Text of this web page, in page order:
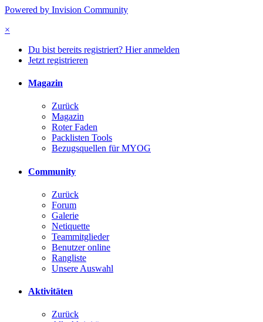
Powered by Invision Community
×
Du bist bereits registriert? Hier anmelden
Jetzt registrieren
Magazin
Zurück
Magazin
Roter Faden
Packlisten Tools
Bezugsquellen für MYOG
Community
Zurück
Forum
Galerie
Netiquette
Teammitglieder
Benutzer online
Rangliste
Unsere Auswahl
Aktivitäten
Zurück